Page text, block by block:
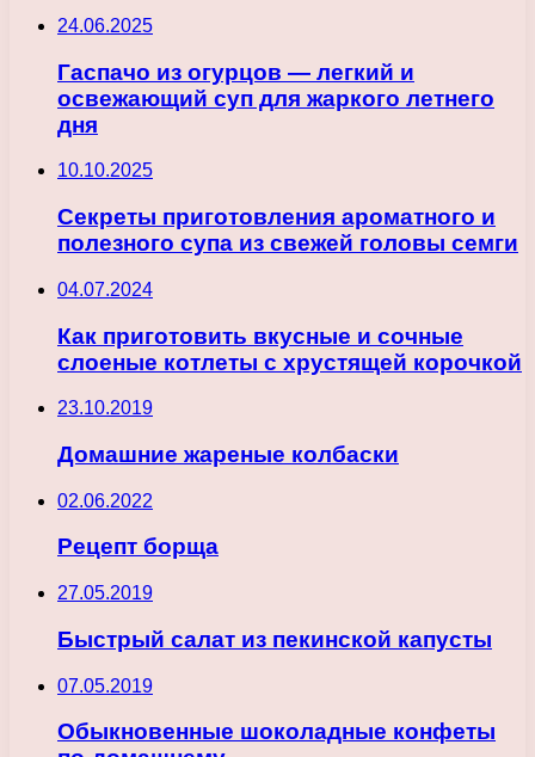
24.06.2025
Гаспачо из огурцов — легкий и
освежающий суп для жаркого летнего
дня
10.10.2025
Секреты приготовления ароматного и
полезного супа из свежей головы семги
04.07.2024
Как приготовить вкусные и сочные
слоеные котлеты с хрустящей корочкой
23.10.2019
Домашние жареные колбаски
02.06.2022
Рецепт борща
27.05.2019
Быстрый салат из пекинской капусты
07.05.2019
Обыкновенные шоколадные конфеты